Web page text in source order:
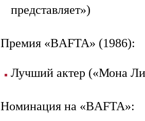
представляет»)
Премия «BAFTA» (1986):
Лучший актер («Мона
Номинация на «BAFTA»: